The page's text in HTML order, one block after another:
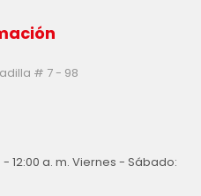
# 7 - 98
12:00 a. m. Viernes - Sábado: